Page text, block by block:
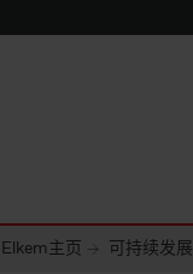
Elkem主页 可持续发展